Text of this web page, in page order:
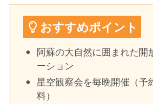
おすすめポイント
阿蘇の大自然に囲まれた開
ーション
星空観察会を毎晩開催（予
料）